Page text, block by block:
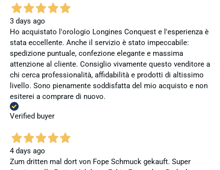
3 days ago
Ho acquistato l'orologio Longines Conquest e l'esperienza è
stata eccellente. Anche il servizio è stato impeccabile:
spedizione puntuale, confezione elegante e massima
attenzione al cliente. Consiglio vivamente questo venditore a
chi cerca professionalità, affidabilità e prodotti di altissimo
livello. Sono pienamente soddisfatta del mio acquisto e non
esiterei a comprare di nuovo.
Verified buyer
4 days ago
Zum dritten mal dort von Fope Schmuck gekauft. Super